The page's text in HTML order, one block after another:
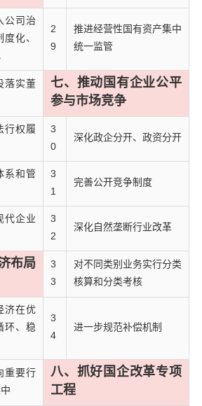
公司治
化、
2
9
推进经营性国有资产集中
统一监管
落实董
七、推动国有企业公平
参与市场竞争
行权履
3
0
深化政企分开、政资分开
系和管
3
1
完善公开竞争制度
代企业
3
2
深化自然垄断行业改革
布局
3
3
对不同类别业务实行分类
核算和分类考核
济在优
环、稳
3
4
进一步规范补偿机制
重要行
八、抓好国企改革专项
工程